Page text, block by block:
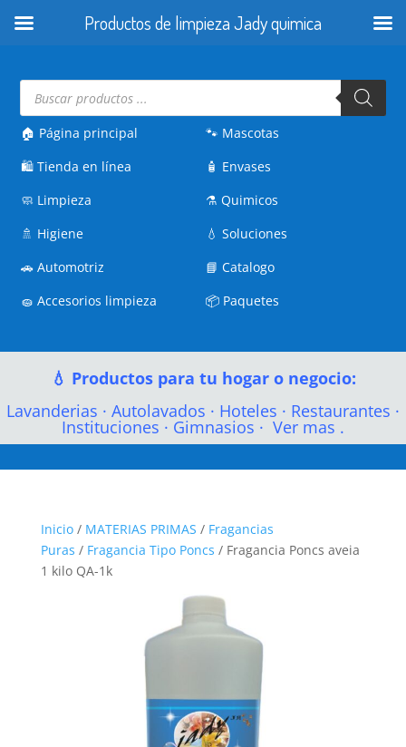
Búsqueda
productos
🏠 Página principal
🛍️Tienda en línea
🧼 Limpieza
🚿 Higiene
🚗Automotriz
🧽Accesorios limpieza
🐾 Mascotas
🧴 Envases
⚗️Quimicos
💧Soluciones
📘Catalogo
📦 Paquetes
💧 Productos para tu hogar o negocio:
Lavanderias · Autolavados · Hoteles · Restaurantes ·
Instituciones · Gimnasios · Ver mas .
Inicio/ MATERIAS PRIMAS / Fragancias
Puras / Fragancia Tipo Poncs / Fragancia Poncs aveia
1 kilo QA-1k
Productos de limpieza Jady quimica